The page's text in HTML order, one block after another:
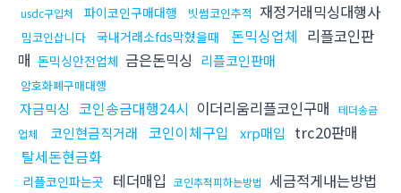
usdc구입처 파이코인구매대행 빗썸코인추적 재정거래믹싱대행사
밈코인삽니다 국내거래소fds막혔을때 돈믹싱업체 리플코인판
매 돈믹싱안전업체 금은돈믹싱 리플코인판매
암호화폐구매대행
자금믹싱 코인송금대행24시 이더리움리플코인구매
테더송금
업체
코인현금직거래 코인이체구입 xrp매입
trc20판매
탈세돈현금화
리플코인파는곳 테더매입 코인추적피하는방법 세금적게내는방법